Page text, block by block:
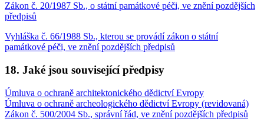
Zákon č. 20/1987 Sb., o státní památkové péči, ve znění pozdějších
předpisů
Vyhláška č. 66/1988 Sb., kterou se provádí zákon o státní
památkové péči, ve znění pozdějších předpisů
18. Jaké jsou související předpisy
Úmluva o ochraně architektonického dědictví Evropy
Úmluva o ochraně archeologického dědictví Evropy (revidovaná)
Zákon č. 500/2004 Sb., správní řád, ve znění pozdějších předpisů